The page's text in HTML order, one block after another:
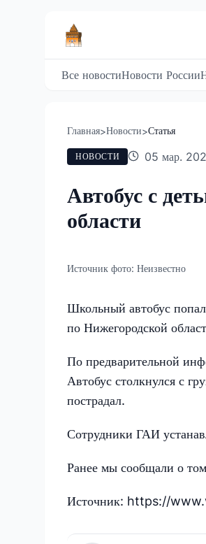
Все новостиНовости России
Главная>Новости>Статья
НОВОСТИ 05 мар.
Автобус с
области
Источник фото: Неизвестно
Школьный автобус
по Нижегородской
По предварительной
Автобус столкнулся с
пострадал.
Сотрудники ГАИ
Ранее мы сообщали о
Источник: https://